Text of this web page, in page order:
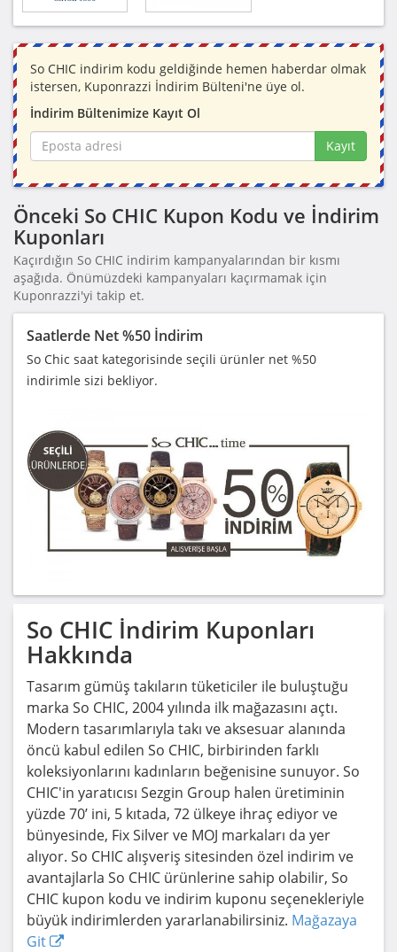
So CHIC indirim kodu geldiğinde hemen haberdar olmak
istersen, Kuponrazzi İndirim Bülteni'ne üye ol.
İndirim Bültenimize Kayıt Ol
Kayıt
Önceki So CHIC Kupon Kodu ve İndirim
Kuponları
Kaçırdığın So CHIC indirim kampanyalarından bir kısmı
aşağıda. Önümüzdeki kampanyaları kaçırmamak için
Kuponrazzi'yi takip et.
Saatlerde Net %50 İndirim
So Chic saat kategorisinde seçili ürünler net %50
indirimle sizi bekliyor.
So CHIC İndirim Kuponları
Hakkında
Tasarım gümüş takıların tüketiciler ile buluştuğu
marka So CHIC, 2004 yılında ilk mağazasını açtı.
Modern tasarımlarıyla takı ve aksesuar alanında
öncü kabul edilen So CHIC, birbirinden farklı
koleksiyonlarını kadınların beğenisine sunuyor. So
CHIC'in yaratıcısı Sezgin Group halen üretiminin
yüzde 70’ ini, 5 kıtada, 72 ülkeye ihraç ediyor ve
bünyesinde, Fix Silver ve MOJ markaları da yer
alıyor. So CHIC alışveriş sitesinden özel indirim ve
avantajlarla So CHIC ürünlerine sahip olabilir, So
CHIC kupon kodu ve indirim kuponu seçenekleriyle
büyük indirimlerden yararlanabilirsiniz. Mağazaya
Git